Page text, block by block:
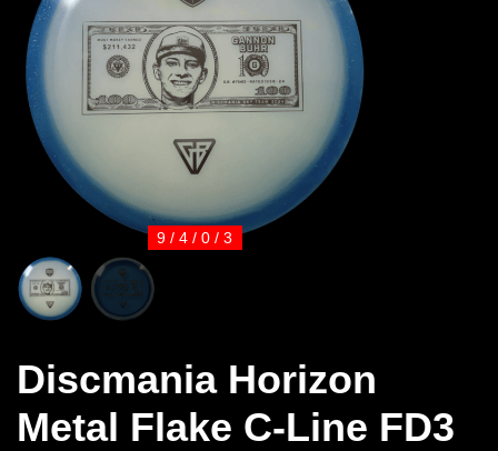
9 / 4 / 0 / 3
Discmania Horizon
Metal Flake C-Line FD3